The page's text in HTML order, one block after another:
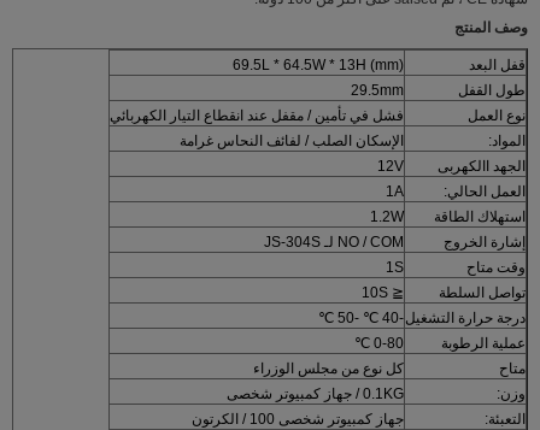
وصف المنتج
قفل البعد
69.5L * 64.5W * 13H (mm)
طول القفل
29.5mm
نوع العمل
فشل في تأمين / مقفل عند انقطاع التيار الكهربائي
المواد:
الإسكان الصلب / لفائف النحاس غرامة
الجهد االكهربى
12V
العمل الحالي:
1A
استهلاك الطاقة
1.2W
إشارة الخروج
NO / COM لـ JS-304S
وقت متاح
1S
تواصل السلطة
≦ 10S
درجة حرارة التشغيل-40 ℃ -50 ℃
عملية الرطوبة
0-80 ℃
متاح
كل نوع من مجلس الوزراء
وزن:
0.1KG / جهاز كمبيوتر شخصى
التعبئة:
جهاز كمبيوتر شخصى 100 / الكرتون